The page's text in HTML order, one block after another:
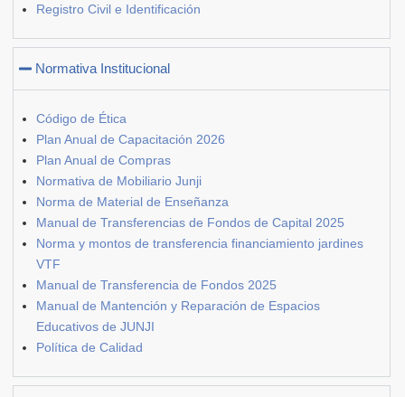
Registro Civil e Identificación
Normativa Institucional
Código de Ética
Plan Anual de Capacitación 2026
Plan Anual de Compras
Normativa de Mobiliario Junji
Norma de Material de Enseñanza
Manual de Transferencias de Fondos de Capital 2025
Norma y montos de transferencia financiamiento jardines
VTF
Manual de Transferencia de Fondos 2025
Manual de Mantención y Reparación de Espacios
Educativos de JUNJI
Política de Calidad